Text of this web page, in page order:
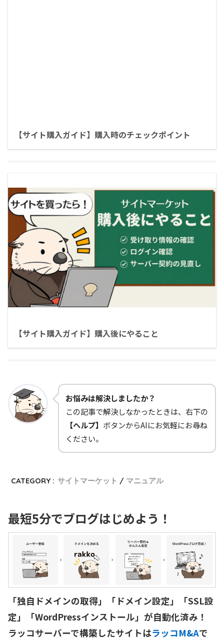
【サイト購入ガイド】購入時のチェックポイント
【サイト購入ガイド】購入後にやること
お悩みは解決しましたか？
この記事で解決しなかったときは、右下の
【ヘルプ】 ボタンからAIにお気軽にお尋ね
ください。
CATEGORY : サイトマーケット マニュアル
最短5分でブログはじめよう！
「独自ドメインの取得」「ドメイン設定」「SSL設
定」「WordPressインストール」が自動化済み！
ラッコサーバーで構築したサイトはラッコM&Aで